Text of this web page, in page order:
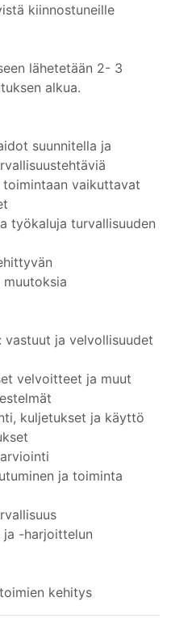
kiinnostuneille
lähetetään 2- 3
alkua.
suunnitella ja
vaikuttavat
työkaluja turvallisuuden
vastuut ja velvollisuudet
velvoitteet ja muut
kuljetukset ja käyttö
ja toiminta
-harjoittelun
kehitys